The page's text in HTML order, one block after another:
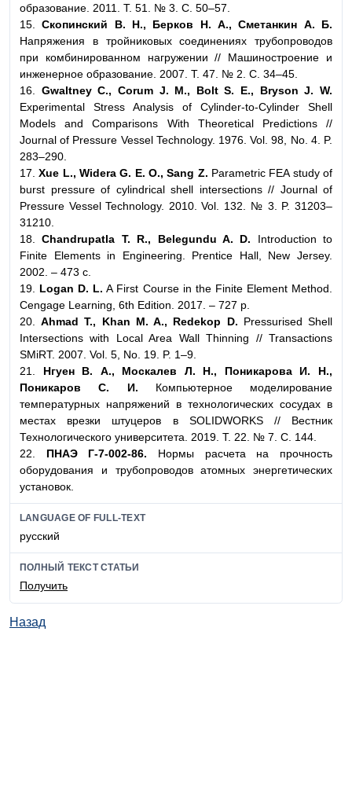
образование. 2011. Т. 51. № 3. С. 50–57.
15.Скопинский В. Н., Берков Н. А., Сметанкин А. Б.
Напряжения в тройниковых соединениях трубопроводов
при комбинированном нагружении // Машиностроение и
инженерное образование. 2007. Т. 47. № 2. С. 34–45.
16. Gwaltney C., Corum J. M., Bolt S. E., Bryson J. W.
Experimental Stress Analysis of Cylinder-to-Cylinder Shell
Models and Comparisons With Theoretical Predictions //
Journal of Pressure Vessel Technology. 1976. Vol. 98, No. 4. P.
283–290.
17.Xue L., Widera G. E. O., Sang Z. Parametric FEA study of
burst pressure of cylindrical shell intersections // Journal of
Pressure Vessel Technology. 2010. Vol. 132. № 3. P. 31203–
31210.
18.Chandrupatla T. R., Belegundu A. D. Introduction to
Finite Elements in Engineering. Prentice Hall, New Jersey.
2002. – 473 с.
19. Logan D. L. A First Course in the Finite Element Method.
Cengage Learning, 6th Edition. 2017. – 727 p.
20.Ahmad T., Khan M. A., Redekop D. Pressurised Shell
Intersections with Local Area Wall Thinning // Transactions
SMiRT. 2007. Vol. 5, No. 19. P. 1–9.
21. Нгуен В. А., Москалев Л. Н., Поникарова И. Н.,
Поникаров С. И. Компьютерное моделирование
температурных напряжений в технологических сосудах в
местах врезки штуцеров в SOLIDWORKS // Вестник
Технологического университета. 2019. Т. 22. № 7. С. 144.
22. ПНАЭ Г-7-002-86. Нормы расчета на прочность
оборудования и трубопроводов атомных энергетических
установок.
LANGUAGE OF FULL-TEXT
русский
ПОЛНЫЙ ТЕКСТ СТАТЬИ
Получить
Назад